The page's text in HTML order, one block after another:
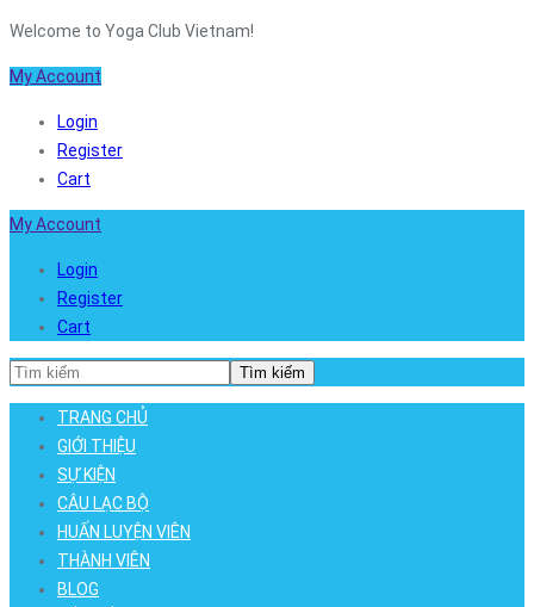
Welcome to Yoga Club Vietnam!
My Account
Login
Register
Cart
My Account
Login
Register
Cart
Tìm kiếm
TRANG CHỦ
GIỚI THIỆU
SỰ KIỆN
CÂU LẠC BỘ
HUẤN LUYỆN VIÊN
THÀNH VIÊN
BLOG